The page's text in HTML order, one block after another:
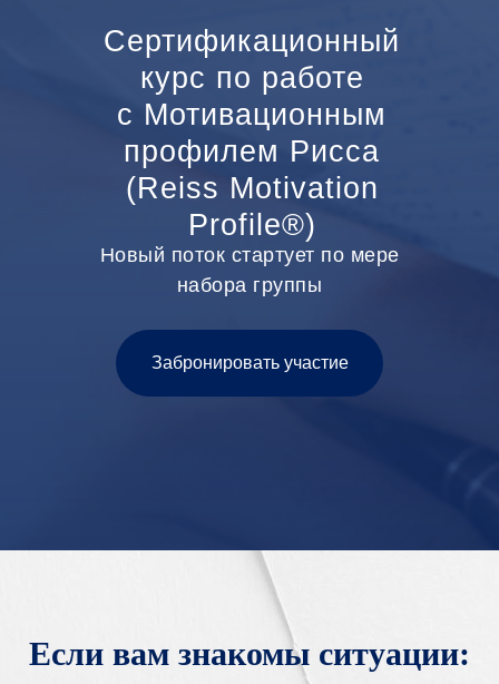
Сертификационный
курс по работе
с Мотивационным
профилем Рисса
(Reiss Motivation
Profile®)
Забронировать участие
Новый поток стартует по мере
набора группы
Если вам знакомы ситуации: